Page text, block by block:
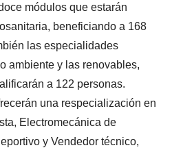
módulos que estarán
beneficiando a 168
las especialidades
ambiente y las renovables,
a 122 personas.
una respecialización en
Electromecánica de
y Vendedor técnico,